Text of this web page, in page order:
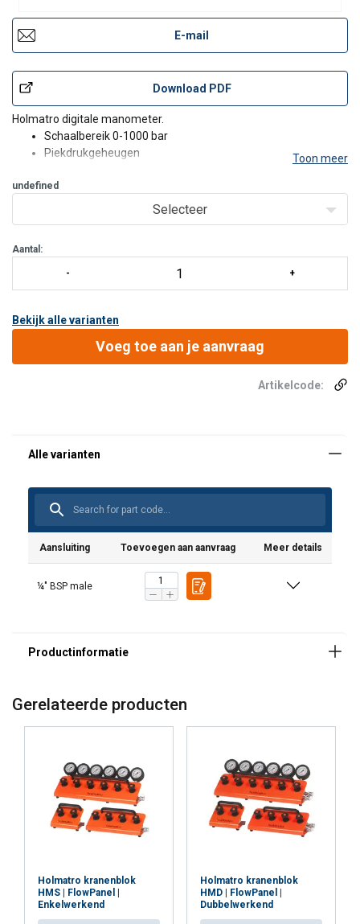
E-mail
Download PDF
Holmatro digitale manometer.
Schaalbereik0-1000 bar
Piekdrukgeheugen
Toon meer
undefined
Selecteer
Aantal:
Bekijk alle varianten
Voeg toe aan je aanvraag
Artikelcode:
Aansluiting Toevoegen aan aanvraag Meer details
¼" BSP male
Gerelateerde producten
Holmatro kranenblok
HMS | FlowPanel |
Enkelwerkend
Holmatro kranenblok
HMD | FlowPanel |
Dubbelwerkend